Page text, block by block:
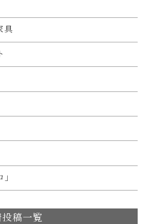
具
投稿一覧